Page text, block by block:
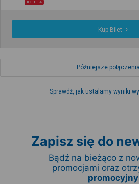
IC 1814
Kup Bilet
Późniejsze połączenia
Sprawdź, jak ustalamy wyniki
Zapisz się do
Bądź na bieżąco z
promocjami oraz
promocyjny